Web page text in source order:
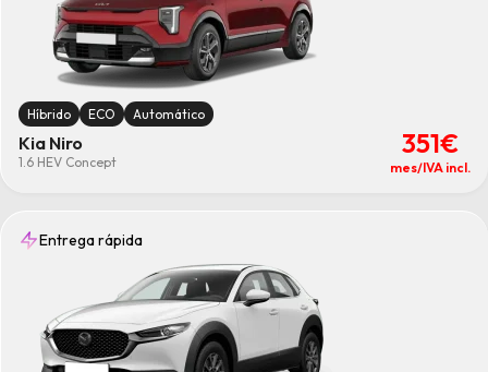
Híbrido ECO Automático
Kia Niro
1.6 HEV Concept
351€
mes/IVA incl.
Entrega rápida